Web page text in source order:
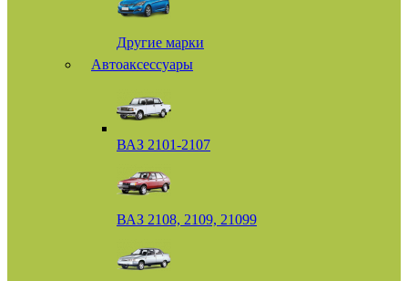
Другие марки
Автоаксессуары
ВАЗ 2101-2107
ВАЗ 2108, 2109, 21099